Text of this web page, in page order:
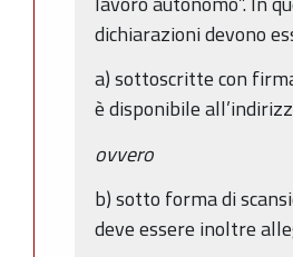
dichiarazioni devono
a) sottoscritte con
è disponibile
ovvero
b) sotto forma di
deve essere inoltre